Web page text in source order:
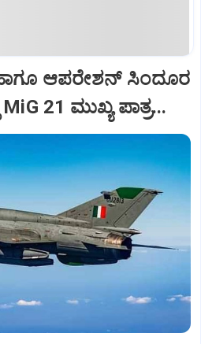
ಆಪರೇಶನ್‌ ಸಿಂದೂರ
21 ಮುಖ್ಯ ಪಾತ್ರ...